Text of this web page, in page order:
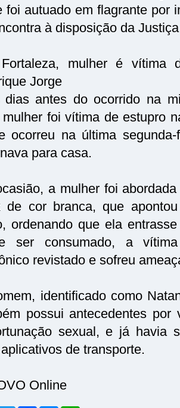
foi autuado em flagrante por
à disposição da
mulher é vítima
Jorge
dias antes do ocorrido na
mulher foi vítima de estupro
ocorreu na última
para casa.
a mulher foi
de cor branca, que
ordenando que ela
ser consumado, a
revistado e sofreu
identificado como
possui antecedentes por
sexual, e já havia
de transporte.
Online